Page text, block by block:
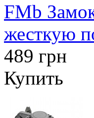
FMb
жесткую
489 грн
Купить